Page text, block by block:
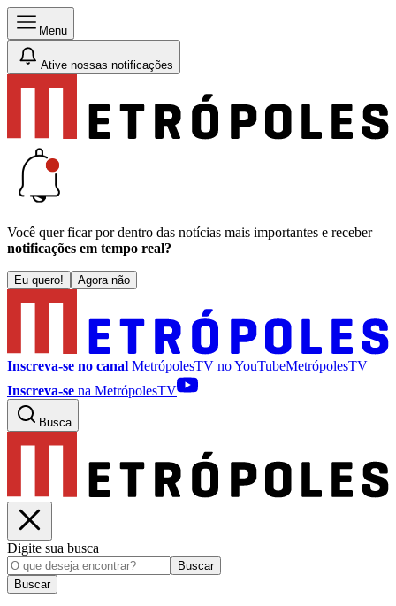
Menu
Ative nossas notificações
Você quer ficar por dentro das notícias mais importantes e receber
notificações em tempo real?
Eu quero! Agora não
Inscreva-se no canal MetrópolesTV noYouTubeMetrópolesTV
Inscreva-se na MetrópolesTV
Busca
Digite sua busca
Buscar
Buscar